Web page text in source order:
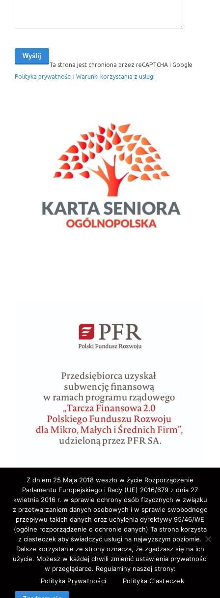
Ta strona jest chroniona przez reCAPTCHA i Google
Polityka prywatności i Warunki korzystania z usługi
Copyright © 2020 ELA-TRAVEL: Biuro Podróży,
wycieczki, wczasy, pielgrzymki, bilety lotnicze,
autokarowe,promowe,koncertowe,Western-Union,.
Z dniem 25 Maja 2018 weszło w życie Rozporządzenie
Parlamentu Europejskiego i Rady (UE) 2016/679 z dnia 27
kwietnia 2016 r. w sprawie ochrony osób fizycznych w związku
z przetwarzaniem danych osobowych i w sprawie swobodnego
przepływu takich danych oraz uchylenia dyrektywy 95/46/WE
(ogólne rozporządzenie o ochronie danych) Ta strona korzysta
z ciasteczek aby świadczyć usługi na najwyższym poziomie.
Dalsze korzystanie ze strony oznacza, że zgadzasz się na ich
użycie. Możesz w każdej chwili zmienić ustawienia prywatności
w przeglądarce. Regulaminy naszej strony:
Polityka Prywatności
Polityka Ciasteczek